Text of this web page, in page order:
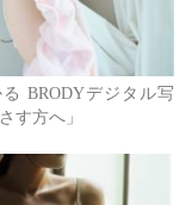
BRODYデジタル写
す方へ」